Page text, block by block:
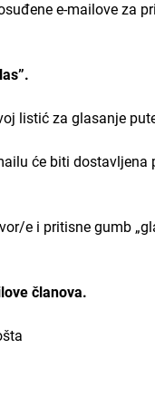
e-mailove za
listić za glasanje
će biti dostavljena
e i pritisne gumb
članova.